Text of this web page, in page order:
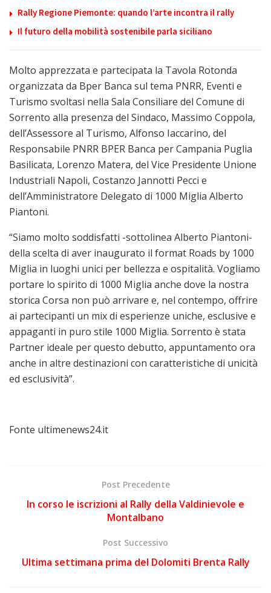
Rally Regione Piemonte: quando l’arte incontra il rally
Il futuro della mobilità sostenibile parla siciliano
Molto apprezzata e partecipata la Tavola Rotonda
organizzata da Bper Banca sul tema PNRR, Eventi e
Turismo svoltasi nella Sala Consiliare del Comune di
Sorrento alla presenza del Sindaco, Massimo Coppola,
dell’Assessore al Turismo, Alfonso Iaccarino, del
Responsabile PNRR BPER Banca per Campania Puglia
Basilicata, Lorenzo Matera, del Vice Presidente Unione
Industriali Napoli, Costanzo Jannotti Pecci e
dell’Amministratore Delegato di 1000 Miglia Alberto
Piantoni.
“Siamo molto soddisfatti -sottolinea Alberto Piantoni-
della scelta di aver inaugurato il format Roads by 1000
Miglia in luoghi unici per bellezza e ospitalità. Vogliamo
portare lo spirito di 1000 Miglia anche dove la nostra
storica Corsa non può arrivare e, nel contempo, offrire
ai partecipanti un mix di esperienze uniche, esclusive e
appaganti in puro stile 1000 Miglia. Sorrento è stata
Partner ideale per questo debutto, appuntamento ora
anche in altre destinazioni con caratteristiche di unicità
ed esclusività”.
Fonte ultimenews24.it
Post Precedente
In corso le iscrizioni al Rally della Valdinievole e
Montalbano
Post Successivo
Ultima settimana prima del Dolomiti Brenta Rally